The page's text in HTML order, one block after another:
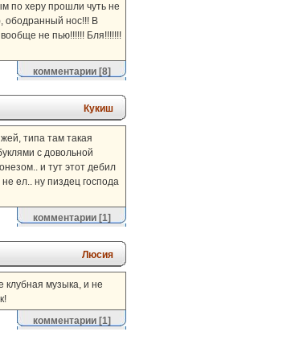
по херу прошли чуть не
ободранный нос!!! В
не пью!!!!!! Бля!!!!!!!
комментарии[8]
Кукиш
типа там такая
с довольной
и тут этот дебил
ел.. ну пиздец господа
комментарии[1]
Люсия
клубная музыка, и не
комментарии[1]